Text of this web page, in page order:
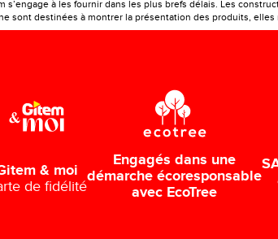
à les fournir dans les plus brefs délais. Les
destinées à montrer la présentation des produits,
& moi
de fidélité
Engagés dans une
démarche écoresponsable
avec EcoTree